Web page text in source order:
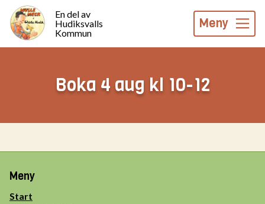
En del av
Hudiksvalls
Kommun
Meny
Boka 4 aug kl 10-12
Meny
Start